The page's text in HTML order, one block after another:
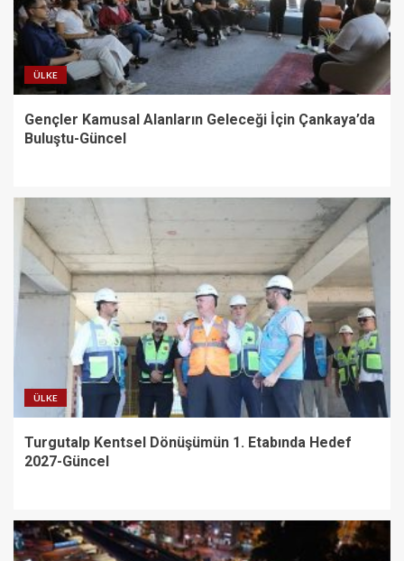
ÜLKE
Gençler Kamusal Alanların Geleceği İçin Çankaya’da
Buluştu-Güncel
ÜLKE
Turgutalp Kentsel Dönüşümün 1. Etabında Hedef
2027-Güncel